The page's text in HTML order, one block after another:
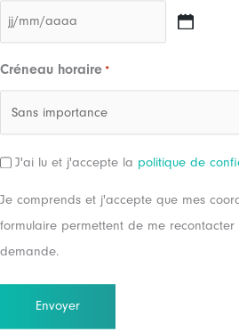
slash
AAAA
Créneau horaire *
RGPDJ'ai lu et j'accepte la politique de
Je comprends et j'accepte que mes
formulaire permettent de me
demande.